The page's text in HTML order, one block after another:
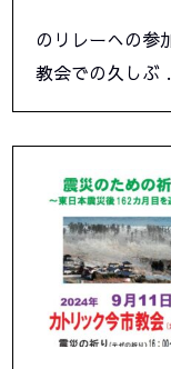
164
のリレーへの参
教会での久しぶ